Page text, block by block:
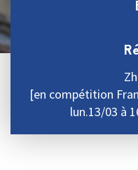
[en compétition
lun.13/03 à